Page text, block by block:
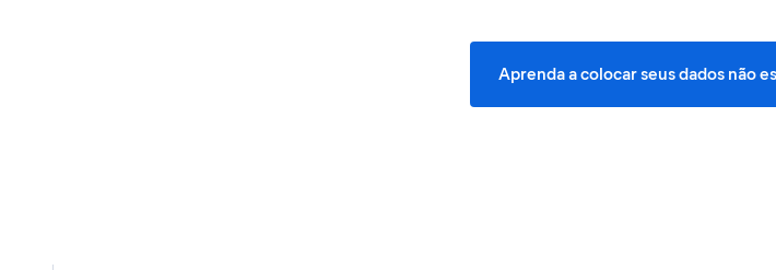
Aprenda a colocar seus dados não